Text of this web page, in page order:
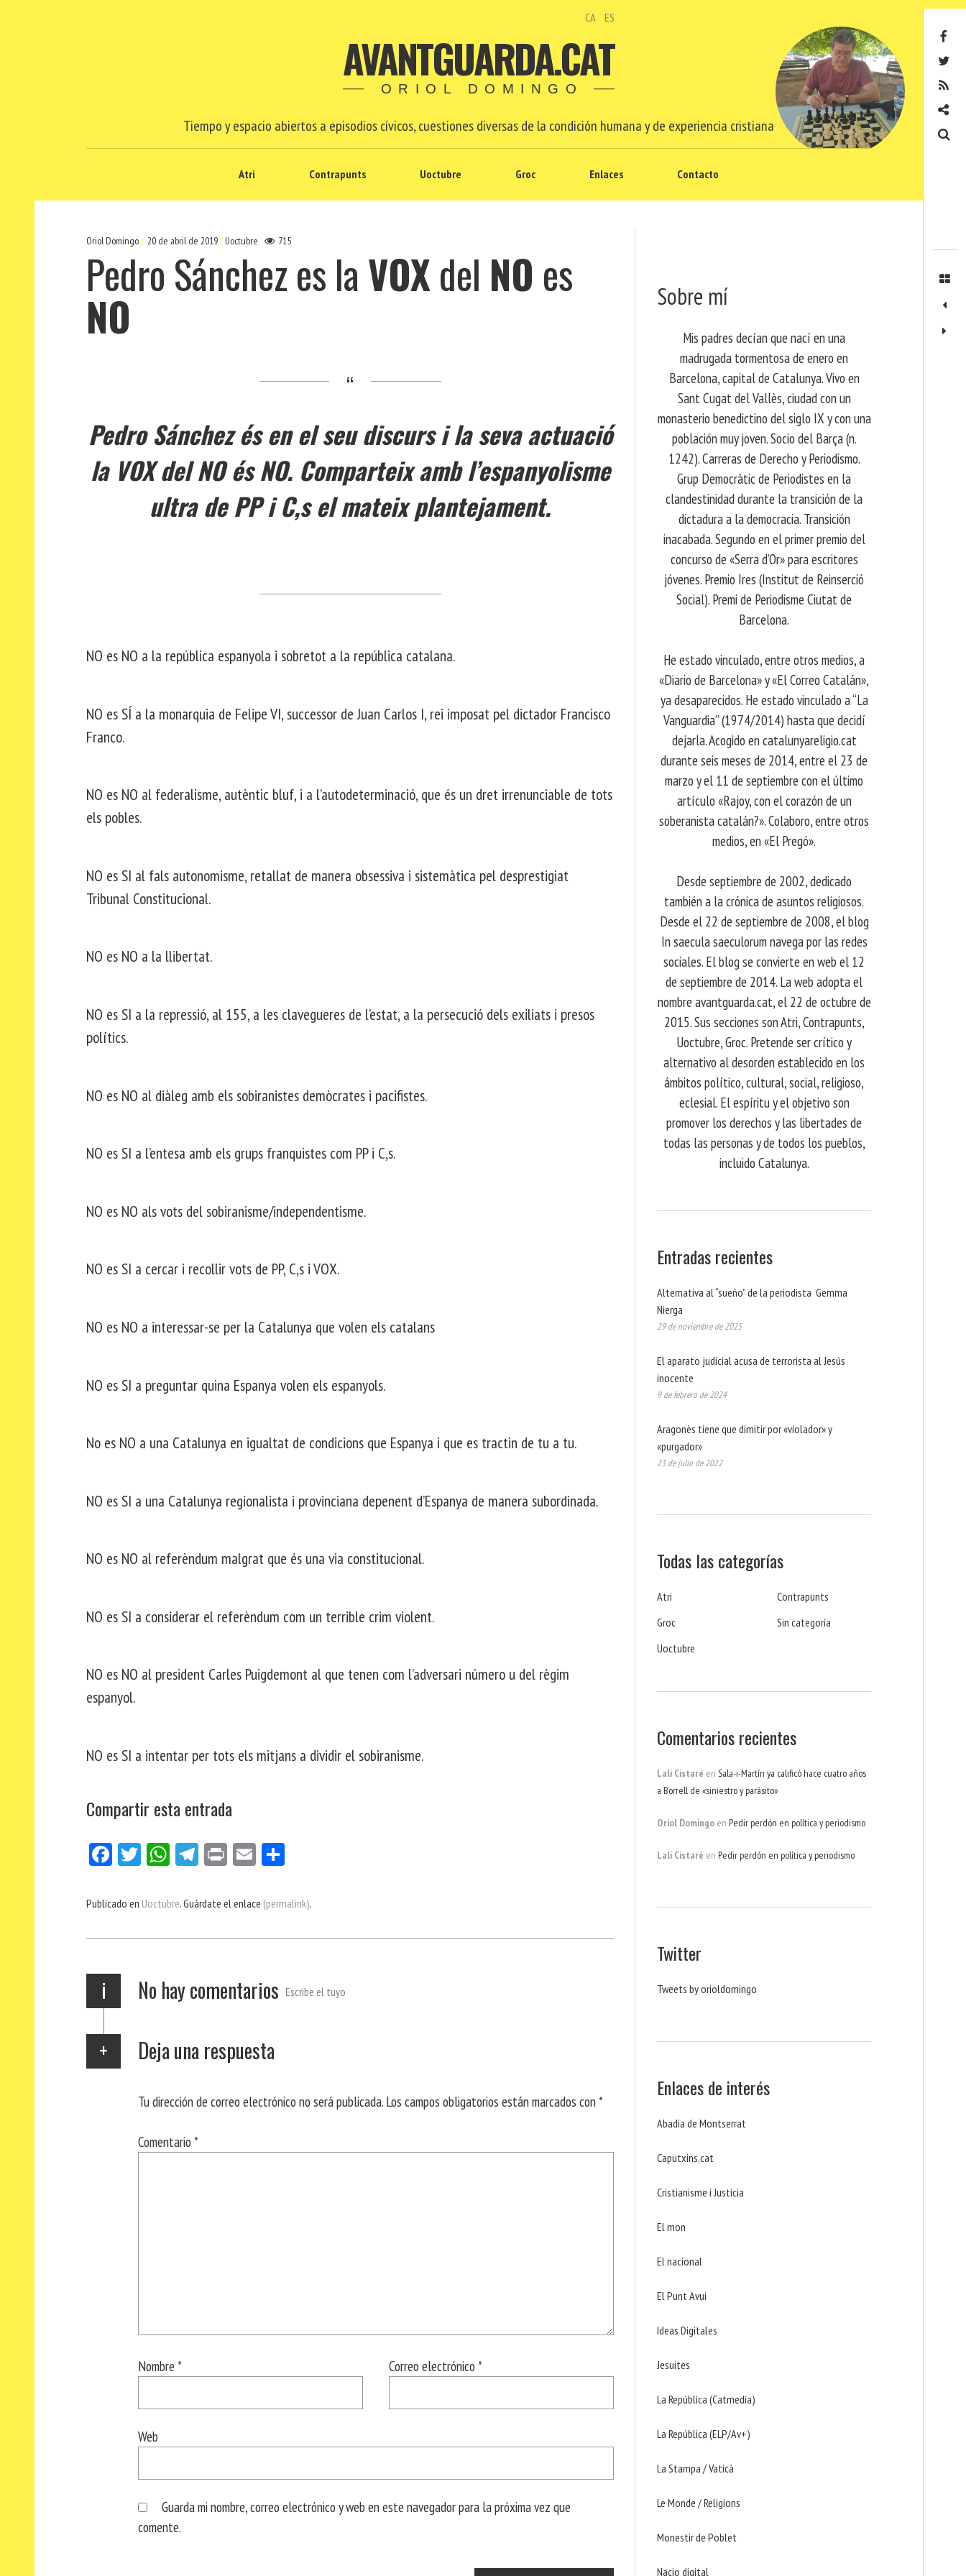
CA ES
AVANTGUARDA.CAT
ORIOL DOMINGO
Tiempo y espacio abiertos a episodios cívicos, cuestiones diversas de la condición humana y de experiencia cristiana
Atri Contrapunts Uoctubre Groc Enlaces Contacto
Oriol Domingo 20 de abril de 2019 Uoctubre 715
Pedro Sánchez es laVOXdel NO es
NO
Pedro Sánchez és en el seu discurs i la seva actuació
la VOX del NO és NO. Comparteix amb l’espanyolisme
ultra de PP i C,s el mateix plantejament.
NO es NO a la república espanyola i sobretot a la república catalana.
NO es SÍ a la monarquia de Felipe VI, successor de Juan Carlos I, rei imposat pel dictador Francisco
Franco.
NO es NO al federalisme, autèntic bluf, i a l’autodeterminació, que és un dret irrenunciable de tots
els pobles.
NO es SI al fals autonomisme, retallat de manera obsessiva i sistemàtica pel desprestigiat
Tribunal Constitucional.
NO es NO a la llibertat.
NO es SI a la repressió, al 155, a les clavegueres de l’estat, a la persecució dels exiliats i presos
polítics.
NO es NO al diàleg amb els sobiranistes demòcrates i pacifistes.
NO es SI a l’entesa amb els grups franquistes com PP i C,s.
NO es NO als vots del sobiranisme/independentisme.
NO es SI a cercar i recollir vots de PP, C,s i VOX.
NO es NO a interessar-se per la Catalunya que volen els catalans
NO es SI a preguntar quina Espanya volen els espanyols.
No es NO a una Catalunya en igualtat de condicions que Espanya i que es tractin de tu a tu.
NO es SI a una Catalunya regionalista i provinciana depenent d’Espanya de manera subordinada.
NO es NO al referèndum malgrat que és una via constitucional.
NO es SI a considerar el referèndum com un terrible crim violent.
NO es NO al president Carles Puigdemont al que tenen com l’adversari número u del règim
espanyol.
NO es SI a intentar per tots els mitjans a dividir el sobiranisme.
Compartir esta entrada
Fa
bo
Tw
er
W
ts
p
Te
gr
m
Pri E
ail pa
r
Publicado en Uoctubre. Guárdate el enlace (permalink).
i No hay comentarios Escribe el tuyo
Deja una respuesta
Tu dirección de correo electrónico no será publicada. Los campos obligatorios están marcados con *
Comentario *
Nombre * Correo electrónico *
Web
Guarda mi nombre, correo electrónico y web en este navegador para la próxima vez que
comente.
Sobre mí
Mis padres decían que nací en una
madrugada tormentosa de enero en
Barcelona, ​​capital de Catalunya. Vivo en
Sant Cugat del Vallès, ciudad con un
monasterio benedictino del siglo IX y con una
población muy joven. Socio del Barça (n.
1242). Carreras de Derecho y Periodismo.
Grup Democràtic de Periodistes en la
clandestinidad durante la transición de la
dictadura a la democracia. Transición
inacabada. Segundo en el primer premio del
concurso de «Serra d’Or» para escritores
jóvenes. Premio Ires (Institut de Reinserció
Social). Premi de Periodisme Ciutat de
Barcelona.
He estado vinculado, entre otros medios, a
«Diario de Barcelona» y «El Correo Catalán»,
ya desaparecidos. He estado vinculado a “La
Vanguardia” (1974/2014) hasta que decidí
dejarla. Acogido en catalunyareligio.cat
durante seis meses de 2014, entre el 23 de
marzo y el 11 de septiembre con el último
artículo «Rajoy, con el corazón de un
soberanista catalán?». Colaboro, entre otros
medios, en «El Pregó».
Desde septiembre de 2002, dedicado
también a la crónica de asuntos religiosos.
Desde el 22 de septiembre de 2008, el blog
In saecula saeculorum navega por las redes
sociales. El blog se convierte en web el 12
de septiembre de 2014. La web adopta el
nombre avantguarda.cat, el 22 de octubre de
2015. Sus secciones son Atri, Contrapunts,
Uoctubre, Groc. Pretende ser crítico y
alternativo al desorden establecido en los
ámbitos político, cultural, social, religioso,
eclesial. El espíritu y el objetivo son
promover los derechos y las libertades de
todas las personas y de todos los pueblos,
incluido Catalunya.
Entradas recientes
Alternativa al “sueño” de la periodista Gemma
Nierga
29 de noviembre de 2025
El aparato judicial acusa de terrorista al Jesús
inocente
9 de febrero de 2024
Aragonès tiene que dimitir por «violador» y
«purgador»
23 de julio de 2022
Todas las categorías
Atri
Contrapunts
Groc
Sin categoría
Uoctubre
Comentarios recientes
Lali Cistaré enSala-i-Martín ya calificó hace cuatro años
a Borrell de «siniestro y parásito»
Oriol Domingo en Pedir perdón en política y periodismo
Lali Cistaré en Pedir perdón en política y periodismo
Twitter
Tweets by orioldomingo
Enlaces de interés
Abadia de Montserrat
Caputxins.cat
Cristianisme i Justicia
El mon
El nacional
El Punt Avui
Ideas Digitales
Jesuites
La República (Catmedia)
La República (ELP/Av+)
La Stampa / Vaticà
Le Monde / Religions
Monestir de Poblet
Nacio digital
Contacto